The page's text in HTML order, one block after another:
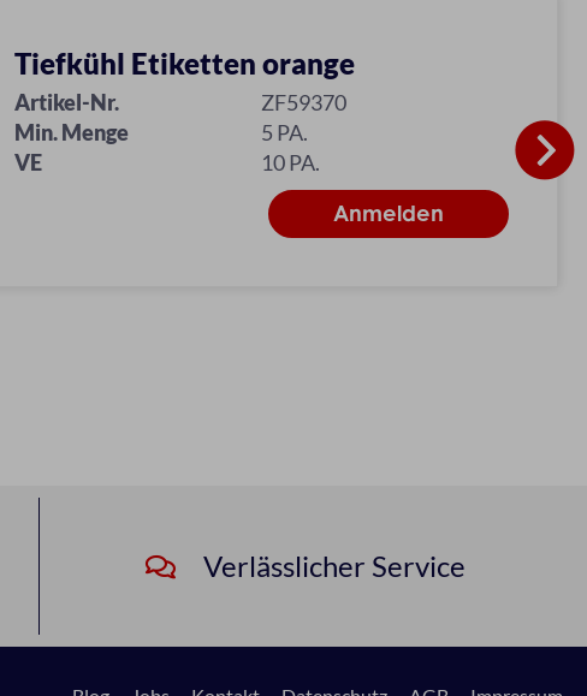
Tiefkühl Etiketten orange
Artikel-Nr.
ZF59370
Min. Menge
5 PA.
VE
10 PA.
Verlässlicher Service